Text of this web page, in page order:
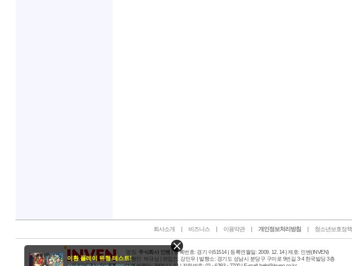
회사소개 비즈니스 이용약관 개인정보처리방침 청소년보호정책
명칭: 주식회사 인벤 | 등록번호: 경기 아51514 | 등록연월일: 2009. 12. 14 | 제호: 인벤 (INVEN)
발행인: 박규상 | 편집인: 강민우 | 발행소: 경기도 성남시 분당구 구미로 9번길 3-4 한국빌딩 3층
이환 플레이 유형 테스트!